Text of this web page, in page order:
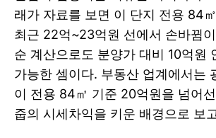
래가 자료를 보면 이 단지 전용 84
최근 22억~23억원 선에서 손바뀜
순 계산으로도 분양가 대비 10억원
가능한 셈이다. 부동산 업계에서는
이 전용 84㎡ 기준 20억원을 넘어
줍의 시세차익을 키운 배경으로 보